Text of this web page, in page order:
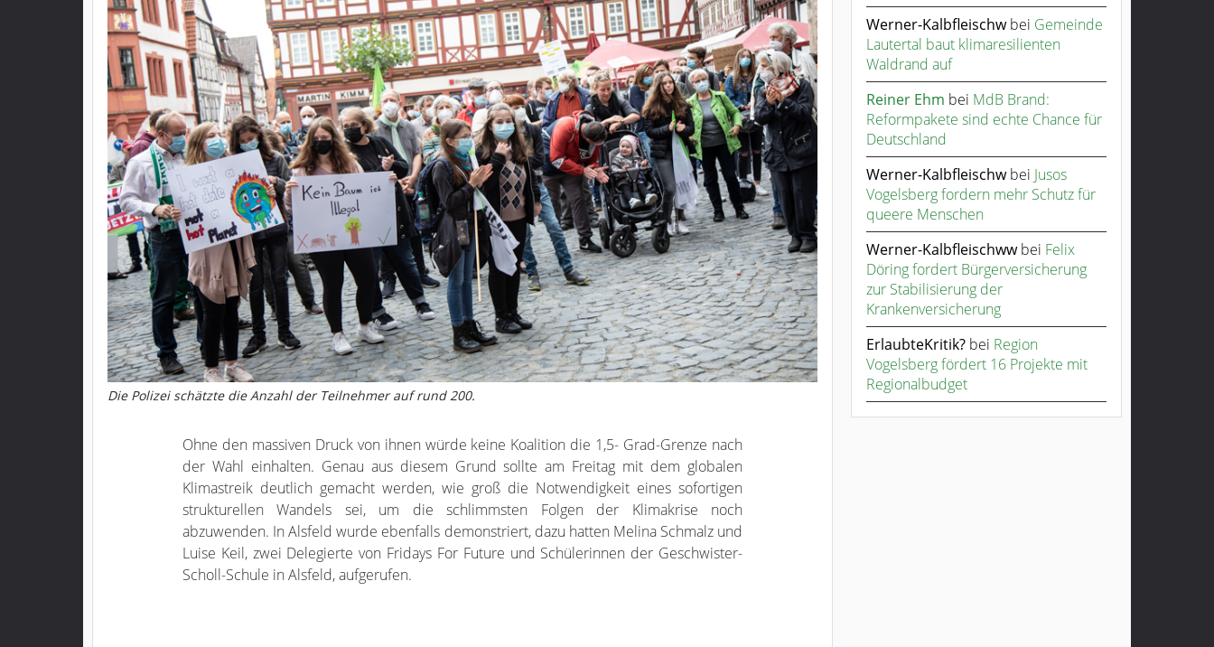
Die Polizei schätzte die Anzahl der Teilnehmer auf rund 200.
Ohne den massiven Druck von ihnen würde keine Koalition die 1,5- Grad-Grenze nach
der Wahl einhalten. Genau aus diesem Grund sollte am Freitag mit dem globalen
Klimastreik deutlich gemacht werden, wie groß die Notwendigkeit eines sofortigen
strukturellen Wandels sei, um die schlimmsten Folgen der Klimakrise noch
abzuwenden. In Alsfeld wurde ebenfalls demonstriert, dazu hatten Melina Schmalz und
Luise Keil, zwei Delegierte von Fridays For Future und Schülerinnen der Geschwister-
Scholl-Schule in Alsfeld, aufgerufen.
Werner-Kalbfleischwbei Gemeinde
Lautertal baut klimaresilienten
Waldrand auf
Reiner Ehm bei MdB Brand:
Reformpakete sind echte Chance für
Deutschland
Werner-Kalbfleischwbei Jusos
Vogelsberg fordern mehr Schutz für
queere Menschen
Werner-Kalbfleischwwbei Felix
Döring fordert Bürgerversicherung
zur Stabilisierung der
Krankenversicherung
ErlaubteKritik? bei Region
Vogelsberg fördert 16 Projekte mit
Regionalbudget